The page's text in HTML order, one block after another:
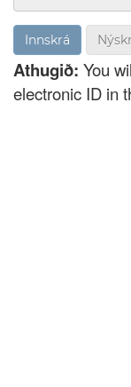
Athugið: You
electronic ID in